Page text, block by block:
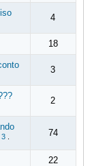
4
18
3
2
3. 74
22